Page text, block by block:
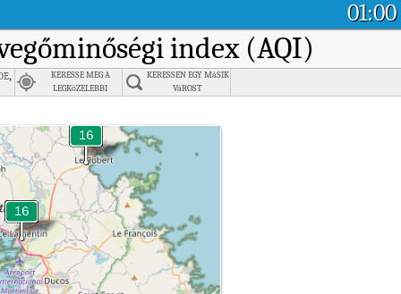
01:00
index (AQI)
KERESSE MEG A
LEGKöZELEBBI
KERESSEN EGY MáSIK
VáROST